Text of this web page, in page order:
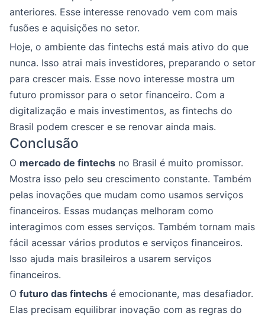
anteriores. Esse interesse renovado vem com mais
fusões e aquisições no setor.
Hoje, o ambiente das fintechs está mais ativo do que
nunca. Isso atrai mais investidores, preparando o setor
para crescer mais. Esse novo interesse mostra um
futuro promissor para o setor financeiro. Com a
digitalização e mais investimentos, as fintechs do
Brasil podem crescer e se renovar ainda mais.
Conclusão
O mercado de fintechs no Brasil é muito promissor.
Mostra isso pelo seu crescimento constante. Também
pelas inovações que mudam como usamos serviços
financeiros. Essas mudanças melhoram como
interagimos com esses serviços. Também tornam mais
fácil acessar vários produtos e serviços financeiros.
Isso ajuda mais brasileiros a usarem serviços
financeiros.
O futuro das fintechs é emocionante, mas desafiador.
Elas precisam equilibrar inovação com as regras do